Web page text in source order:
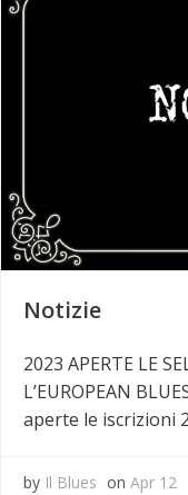
Notizie
2023 APERTE LE
L’EUROPEAN
aperte le iscrizioni
by Il Blues on Apr 12